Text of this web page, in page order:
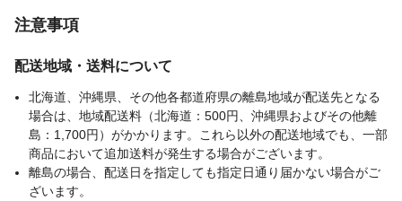
注意事項
配送地域・送料について
北海道、沖縄県、その他各都道府県の離島地域が配送先となる
場合は、地域配送料（北海道：500円、沖縄県およびその他離
島：1,700円）がかかります。これら以外の配送地域でも、一部
商品において追加送料が発生する場合がございます。
離島の場合、配送日を指定しても指定日通り届かない場合がご
ざいます。